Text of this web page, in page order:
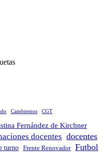
Cambiemos CGT
Fernández de Kirchner
docentes docentes
turno Frente Renovador Futbol